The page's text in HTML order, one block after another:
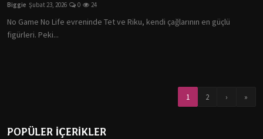
Biggie Şubat 23, 2026 0 24
No Game No Life evreninde Tet ve Riku, kendi çağlarının en güçlü
figürleri. Peki...
1 2 › »
POPÜLER İÇERİKLER